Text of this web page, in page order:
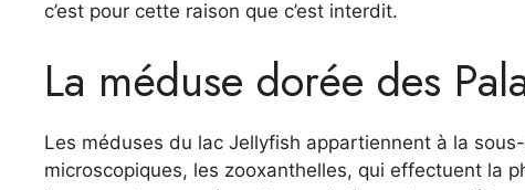
c’est pour cette raison que c’est interdit.
La méduse dorée des
Les méduses du lac Jellyfish appartiennent à la
microscopiques, les zooxanthelles, qui effectuent la